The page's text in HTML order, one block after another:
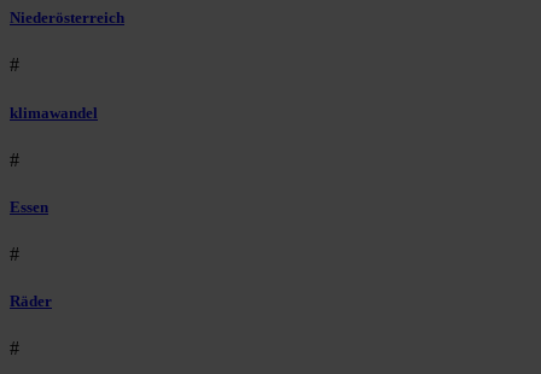
Niederösterreich
#
klimawandel
#
Essen
#
Räder
#